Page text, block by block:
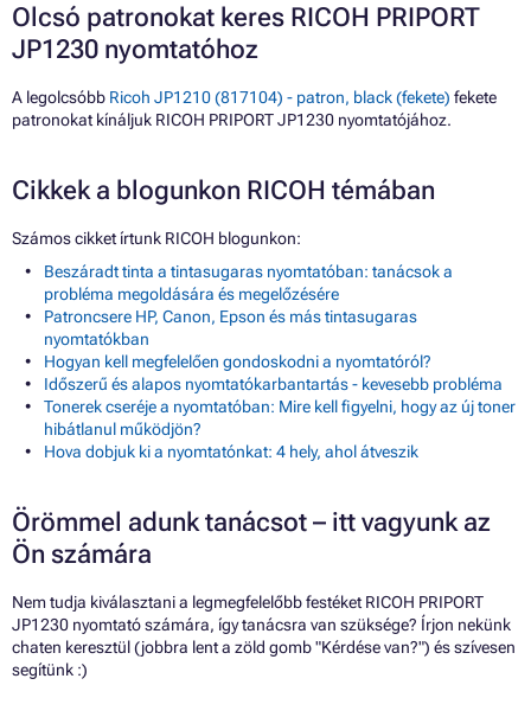
Olcsó patronokat keres RICOH PRIPORT
JP1230 nyomtatóhoz
A legolcsóbb Ricoh JP1210 (817104) - patron, black (fekete) fekete
patronokat kínáljuk RICOH PRIPORT JP1230 nyomtatójához.
Cikkek a blogunkon RICOH témában
Számos cikket írtunk RICOH blogunkon:
Beszáradt tinta a tintasugaras nyomtatóban: tanácsok a
probléma megoldására és megelőzésére
Patroncsere HP, Canon, Epson és más tintasugaras
nyomtatókban
Hogyan kell megfelelően gondoskodni a nyomtatóról?
Időszerű és alapos nyomtatókarbantartás - kevesebb probléma
Tonerek cseréje a nyomtatóban: Mire kell figyelni, hogy az új toner
hibátlanul működjön?
Hova dobjuk ki a nyomtatónkat: 4 hely, ahol átveszik
Örömmel adunk tanácsot – itt vagyunk az
Ön számára
Nem tudja kiválasztani a legmegfelelőbb festéket RICOH PRIPORT
JP1230 nyomtató számára, így tanácsra van szüksége? Írjon nekünk
chaten keresztül (jobbra lent a zöld gomb "Kérdése van?") és szívesen
segítünk :)